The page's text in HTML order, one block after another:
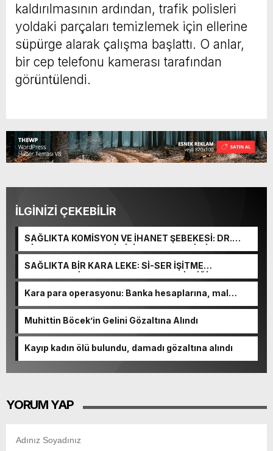
kaldırılmasının ardından, trafik polisleri
yoldaki parçaları temizlemek için ellerine
süpürge alarak çalışma başlattı. O anlar,
bir cep telefonu kamerası tarafından
görüntülendi.
İLGİNİZİ ÇEKEBİLİR
SAĞLIKTA KOMİSYON VE İHANET ŞEBEKESİ: DR.
NİHAT URUÇ VE SEMİH İŞİTME MERKEZİ’NİN SGK
VURGUNU!
SAĞLIKTA BİR KARA LEKE: Sİ-SER İŞİTME
MERKEZLERİ VE MODERN UMUT TACİRLİĞİ
Kara para operasyonu: Banka hesaplarına, mal
Muhittin Böcek’in Gelini Gözaltına Alındı
Kayıp kadın ölü bulundu, damadı gözaltına alındı
YORUM YAP